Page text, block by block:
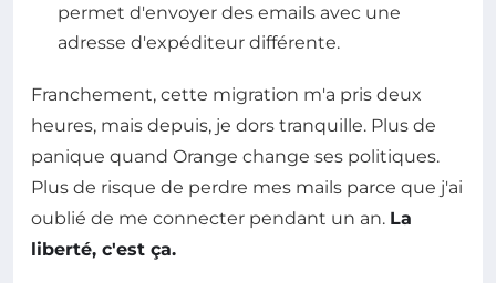
permet d'envoyer des emails avec une
adresse d'expéditeur différente.
Franchement, cette migration m'a pris deux
heures, mais depuis, je dors tranquille. Plus de
panique quand Orange change ses politiques.
Plus de risque de perdre mes mails parce que j'ai
oublié de me connecter pendant un an. La
liberté, c'est ça.